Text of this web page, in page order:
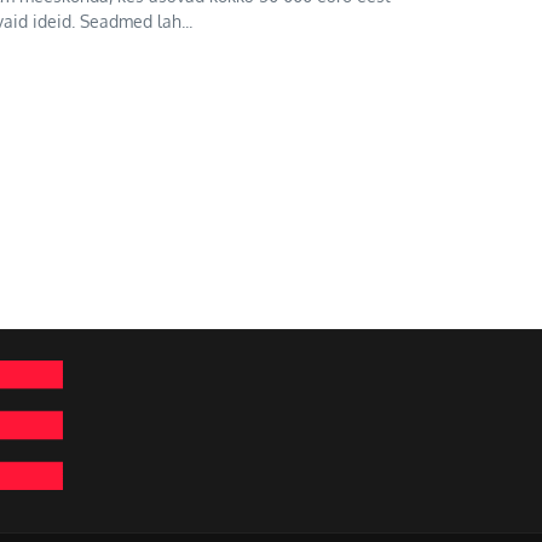
ideid. Seadmed lah...